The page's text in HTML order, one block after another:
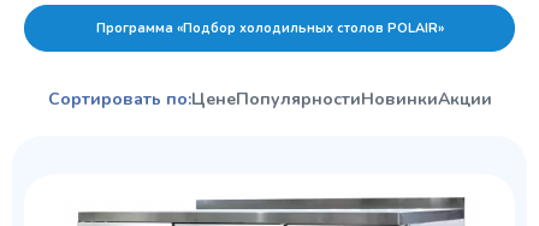
Сортировать по:ЦенеПопулярностиНовинкиАкции
Программа «Подбор холодильных столов POLAIR»